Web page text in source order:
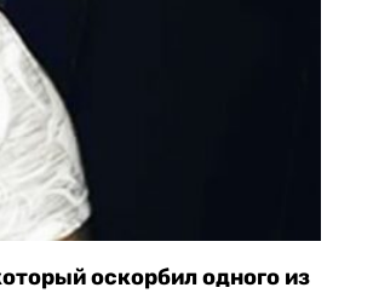
оскорбил одного из